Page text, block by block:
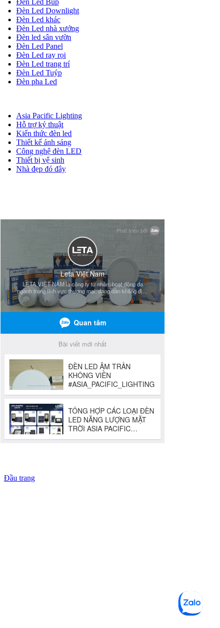
Đèn Led Búp
Đèn Led Downlight
Đèn Led khác
Đèn Led nhà xưởng
Đèn led sân vườn
Đèn Led Panel
Đèn Led ray rọi
Đèn Led trang trí
Đèn Led Tuýp
Đèn pha Led
Asia Pacific Lighting
Hỗ trợ kỷ thuật
Kiến thức đèn led
Thiết kế ánh sáng
Công nghệ đèn LED
Thiết bị vệ sinh
Nhà đẹp đó đây
Đầu trang